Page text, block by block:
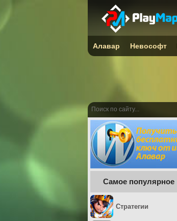
Самое популярное
Стратегии
Алавар Невософт